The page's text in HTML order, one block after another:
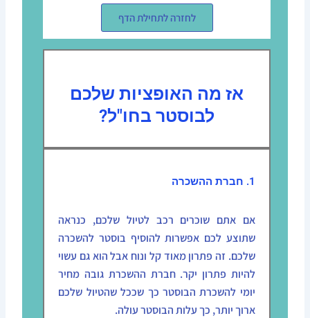
לחזרה לתחילת הדף
אז מה האופציות שלכם
לבוסטר בחו"ל?
1. חברת ההשכרה
אם אתם שוכרים רכב לטיול שלכם, כנראה
שתוצע לכם אפשרות להוסיף בוסטר להשכרה
שלכם. זה פתרון מאוד קל ונוח אבל הוא גם עשוי
להיות פתרון יקר. חברת ההשכרת גובה מחיר
יומי להשכרת הבוסטר כך שככל שהטיול שלכם
ארוך יותר, כך עלות הבוסטר עולה.